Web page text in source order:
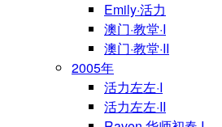
Emily·活力
澳门·教堂·I
澳门·教堂·II
2005年
活力左左·I
活力左左·II